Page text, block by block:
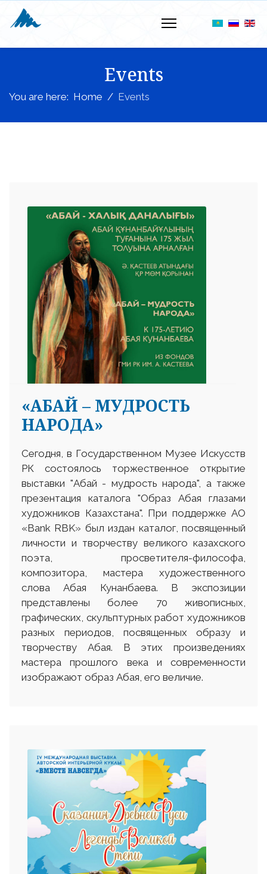
Events
You are here: Home Events
«АБАЙ – МУДРОСТЬ
НАРОДА»
Сегодня, в Государственном Музее Искусств
РК состоялось торжественное открытие
выставки "Абай - мудрость народа", а также
презентация каталога "Образ Абая глазами
художников Казахстана". При поддержке АО
«Bank RBK» был издан каталог, посвященный
личности и творчеству великого казахского
поэта, просветителя-философа,
композитора, мастера художественного
слова Абая Кунанбаева. В экспозиции
представлены более 70 живописных,
графических, скульптурных работ художников
разных периодов, посвященных образу и
творчеству Абая. В этих произведениях
мастера прошлого века и современности
изображают образ Абая, его величие.